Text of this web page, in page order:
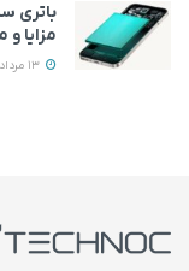
باتری
مزایا و